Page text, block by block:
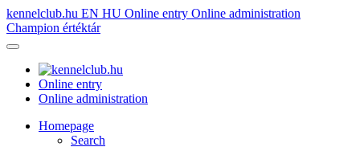
kennelclub.hu EN HU Online entry Online administration
Champion értéktár
Online entry
Online administration
Homepage
Search